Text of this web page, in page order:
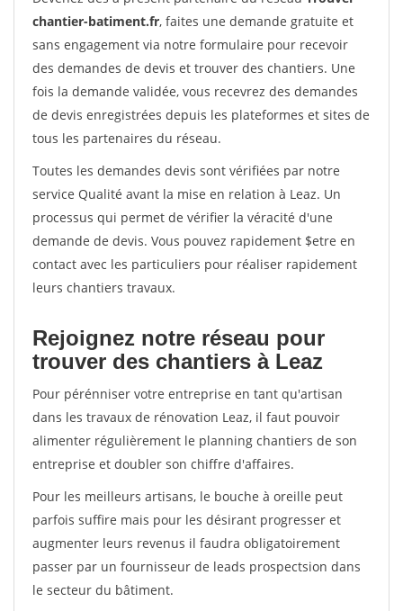
chantier-batiment.fr, faites une demande gratuite et
sans engagement via notre formulaire pour recevoir
des demandes de devis et trouver des chantiers. Une
fois la demande validée, vous recevrez des demandes
de devis enregistrées depuis les plateformes et sites de
tous les partenaires du réseau.
Toutes les demandes devis sont vérifiées par notre
service Qualité avant la mise en relation à Leaz. Un
processus qui permet de vérifier la véracité d'une
demande de devis. Vous pouvez rapidement $etre en
contact avec les particuliers pour réaliser rapidement
leurs chantiers travaux.
Rejoignez notre réseau pour
trouver des chantiers à Leaz
Pour pérénniser votre entreprise en tant qu'artisan
dans les travaux de rénovation Leaz, il faut pouvoir
alimenter régulièrement le planning chantiers de son
entreprise et doubler son chiffre d'affaires.
Pour les meilleurs artisans, le bouche à oreille peut
parfois suffire mais pour les désirant progresser et
augmenter leurs revenus il faudra obligatoirement
passer par un fournisseur de leads prospectsion dans
le secteur du bâtiment.